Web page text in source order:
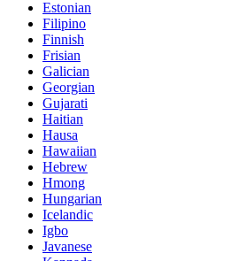
Estonian
Filipino
Finnish
Frisian
Galician
Georgian
Gujarati
Haitian
Hausa
Hawaiian
Hebrew
Hmong
Hungarian
Icelandic
Igbo
Javanese